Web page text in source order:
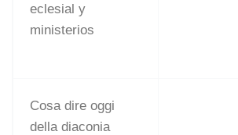
eclesial y
ministerios
Cosa dire oggi
della diaconia